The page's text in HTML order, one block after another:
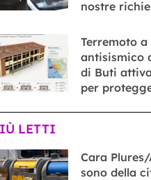
nostre
Terremoto a
antisismico
di Buti
per
LETTI
Cara
sono della